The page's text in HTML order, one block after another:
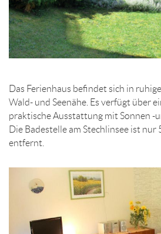
Das Ferienhaus befindet sich in
Wald- und Seenähe. Es verfügt über
praktische Ausstattung mit Sonnen -
Die Badestelle am Stechlinsee ist
entfernt.